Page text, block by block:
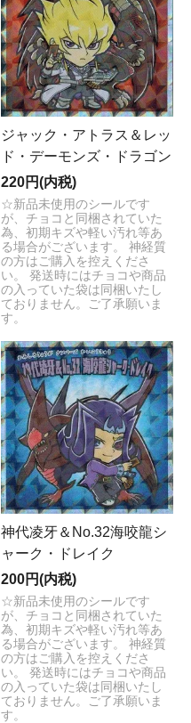
ジャック・アトラス＆レッ
ド・デーモンズ・ドラゴン
220円(内税)
☆新品未使用のシールです
が、チョコと同梱されていた
為、初期キズや軽い汚れ等あ
る場合がございます。 神経質
の方はご購入を控えくださ
い。 発送時にはチョコや商品
の入っていた袋は同梱いたし
ておりません。ご了承願いま
す。
神代凌牙＆No.32海咬龍シ
ャーク・ドレイク
200円(内税)
☆新品未使用のシールです
が、チョコと同梱されていた
為、初期キズや軽い汚れ等あ
る場合がございます。 神経質
の方はご購入を控えくださ
い。 発送時にはチョコや商品
の入っていた袋は同梱いたし
ておりません。ご了承願いま
す。